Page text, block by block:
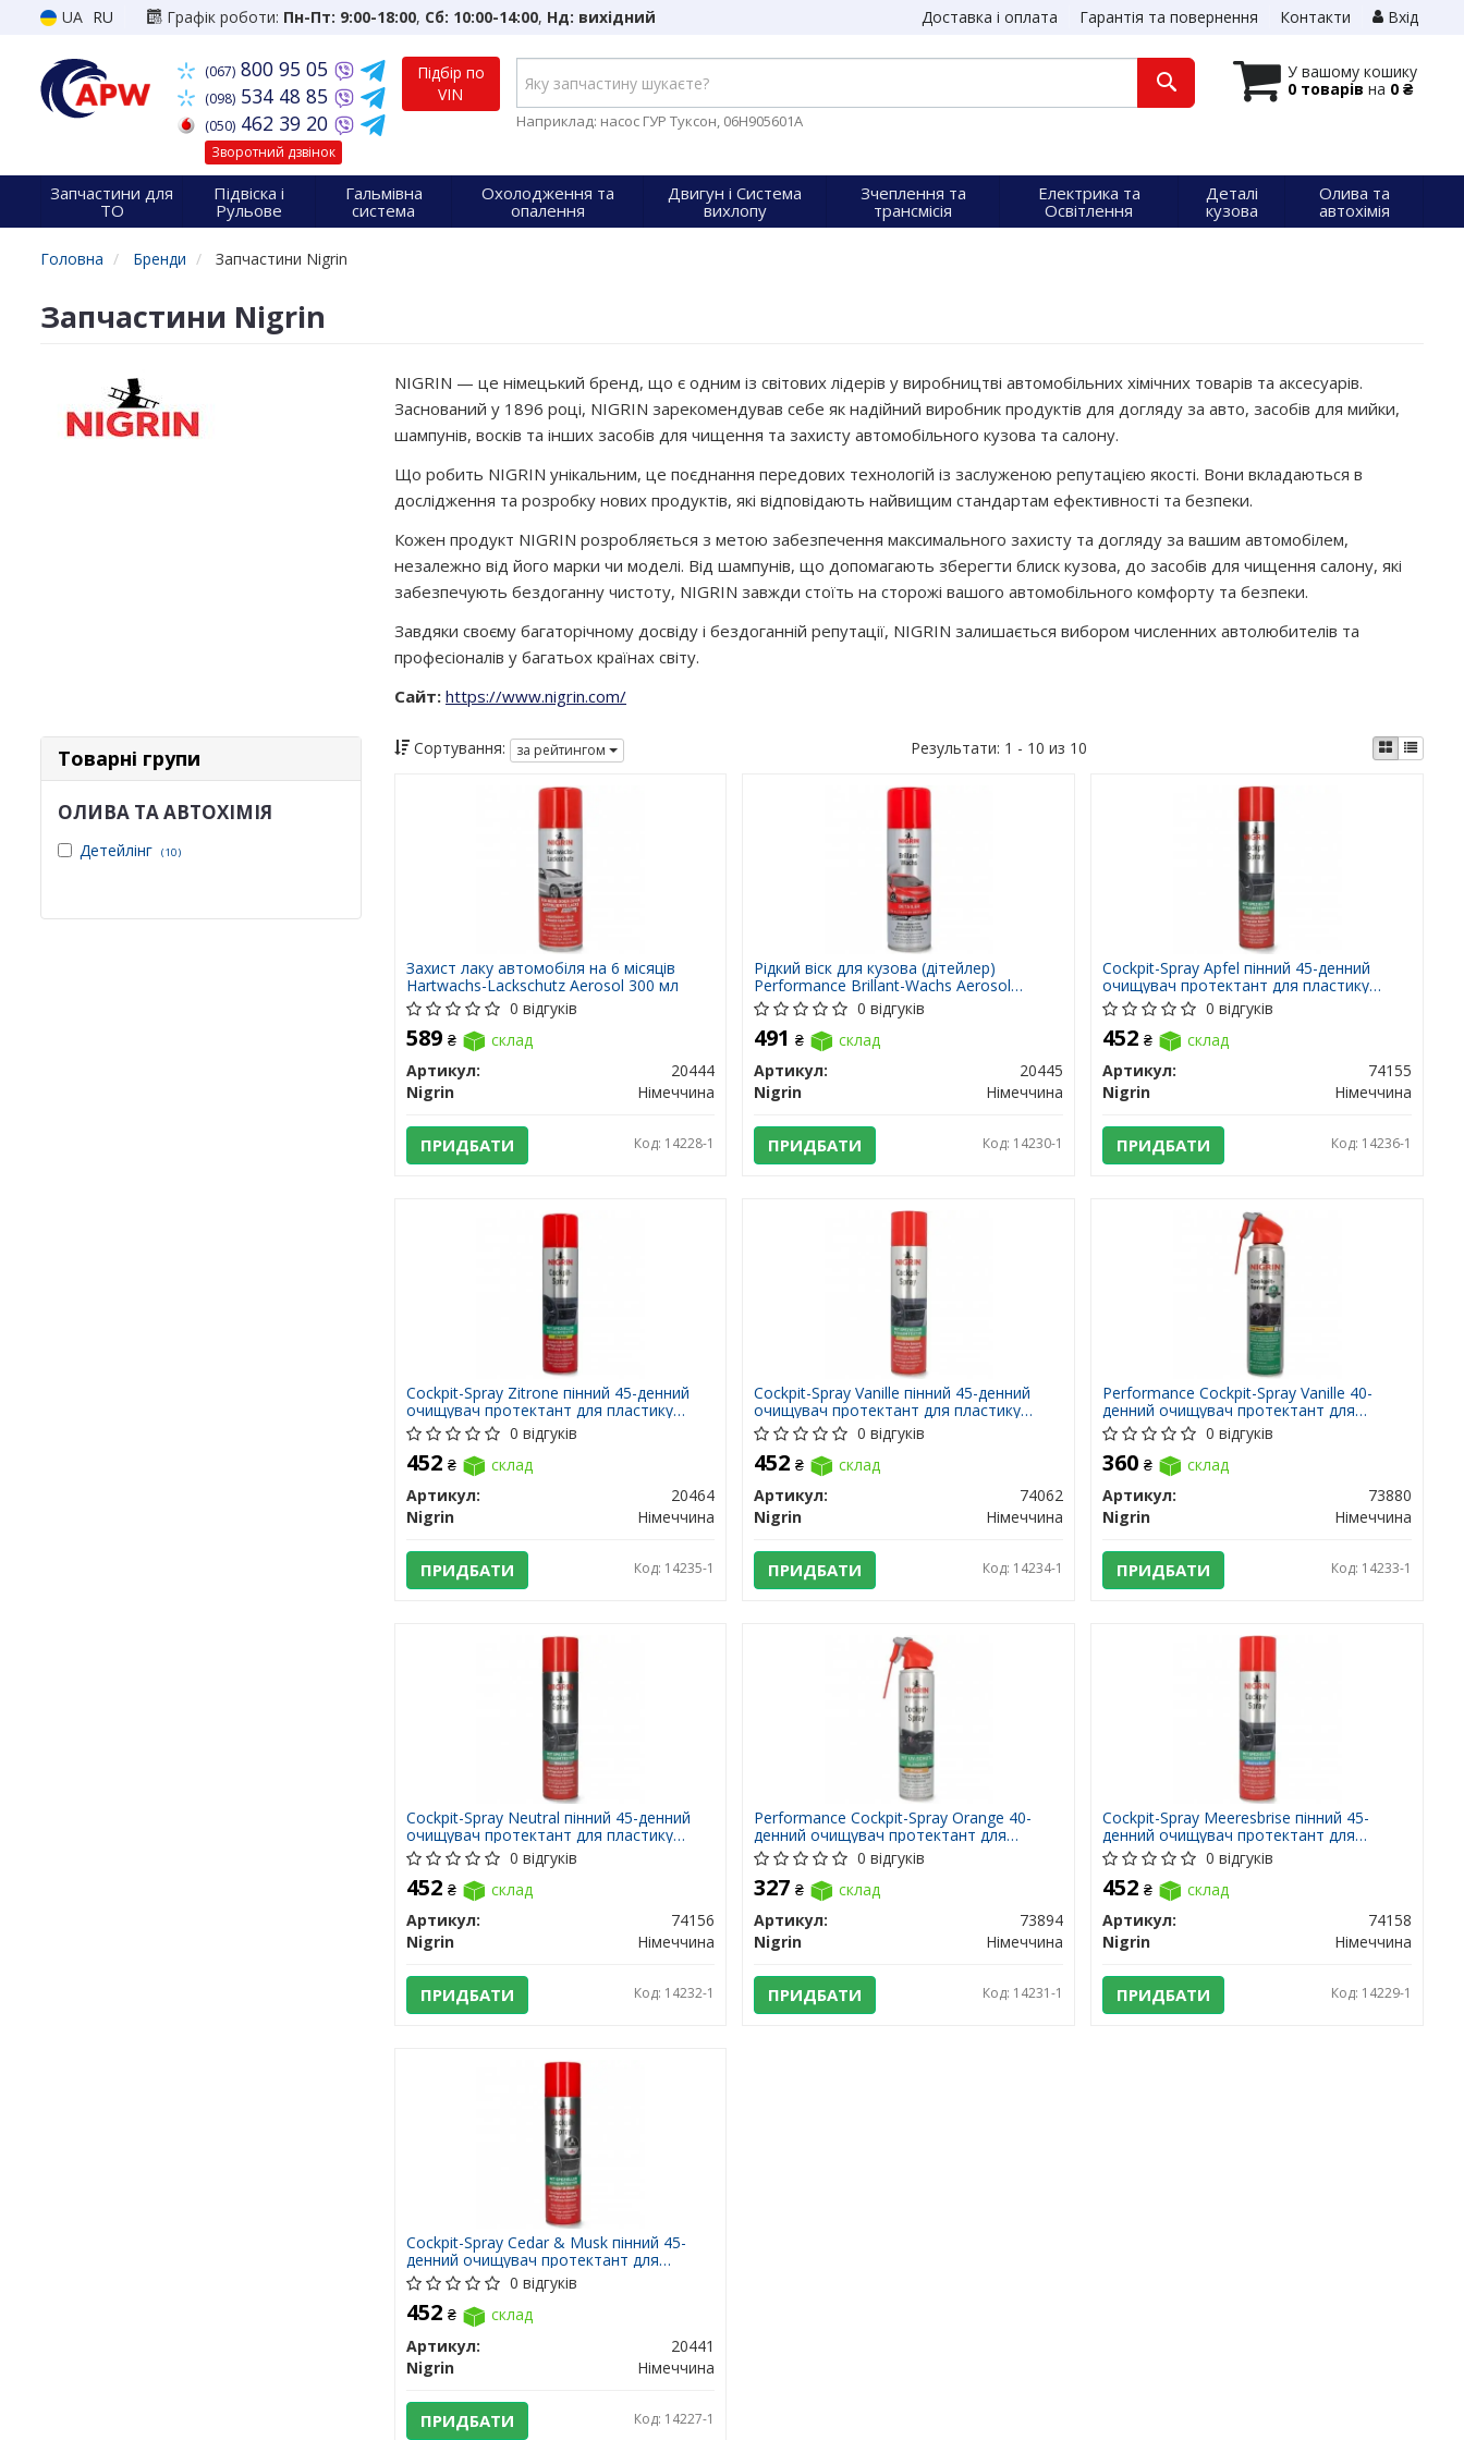
UA RU Графік роботи: Пн-Пт: 9:00-18:00, Сб: 10:00-14:00, Нд: вихідний Доставка і оплата Гарантія та повернення Контакти Вхід
(067)800 95 05
(098)534 48 85
(050)462 39 20
Зворотний дзвінок
Підбір по
VIN
У вашому кошику
0 товарів на 0 ₴
Наприклад: насос ГУР Туксон, 06H905601A
Запчастини для
ТО
Підвіска і
Рульове
Гальмівна
система
Охолодження та
опалення
Двигун і Система
вихлопу
Зчеплення та
трансмісія
Електрика та
Освітлення
Деталі
кузова
Олива та
автохімія
Головна Бренди Запчастини Nigrin
Запчастини Nigrin
NIGRIN — це німецький бренд, що є одним із світових лідерів у виробництві автомобільних хімічних товарів та аксесуарів.
Заснований у 1896 році, NIGRIN зарекомендував себе як надійний виробник продуктів для догляду за авто, засобів для мийки,
шампунів, восків та інших засобів для чищення та захисту автомобільного кузова та салону.
Що робить NIGRIN унікальним, це поєднання передових технологій із заслуженою репутацією якості. Вони вкладаються в
дослідження та розробку нових продуктів, які відповідають найвищим стандартам ефективності та безпеки.
Кожен продукт NIGRIN розробляється з метою забезпечення максимального захисту та догляду за вашим автомобілем,
незалежно від його марки чи моделі. Від шампунів, що допомагають зберегти блиск кузова, до засобів для чищення салону, які
забезпечують бездоганну чистоту, NIGRIN завжди стоїть на сторожі вашого автомобільного комфорту та безпеки.
Завдяки своєму багаторічному досвіду і бездоганній репутації, NIGRIN залишається вибором численних автолюбителів та
професіоналів у багатьох країнах світу.
Сайт: https://www.nigrin.com/
Товарні групи
ОЛИВА ТА АВТОХІМІЯ
Детейлінг (10)
Сортування: за рейтингом Результати: 1 - 10 из 10
Захист лаку автомобіля на 6 місяців
Hartwachs-Lackschutz Aerosol 300 мл
0 відгуків
589 ₴
склад
Артикул:
20444
Nigrin
Німеччина
ПРИДБАТИ Код: 14228-1
Рідкий віск для кузова (дітейлер)
Performance Brillant-Wachs Aerosol
Detailer 300
0 відгуків
491₴
склад
Артикул:
20445
Nigrin
Німеччина
ПРИДБАТИ Код: 14230-1
Cockpit-Spray Apfel пінний 45-денний
очищувач протектант для пластику
яблуко 400 мл0 відгуків
452₴
склад
Артикул:
74155
Nigrin
Німеччина
ПРИДБАТИ Код: 14236-1
Cockpit-Spray Zitrone пінний 45-денний
очищувач протектант для пластику
лимон 400 мл 0 відгуків
452 ₴
склад
Артикул:
20464
Nigrin
Німеччина
ПРИДБАТИ Код: 14235-1
Cockpit-Spray Vanille пінний 45-денний
очищувач протектант для пластику
ваніль 400 мл 0 відгуків
452₴
склад
Артикул:
74062
Nigrin
Німеччина
ПРИДБАТИ Код: 14234-1
Performance Cockpit-Spray Vanille 40-
денний очищувач протектант для
пластику ваніль 400 мл
0 відгуків
360₴
склад
Артикул:
73880
Nigrin
Німеччина
ПРИДБАТИ Код: 14233-1
Cockpit-Spray Neutral пінний 45-денний
очищувач протектант для пластику
нейтральний 400 мл
0 відгуків
452 ₴
склад
Артикул:
74156
Nigrin
Німеччина
ПРИДБАТИ Код: 14232-1
Performance Cockpit-Spray Orange 40-
денний очищувач протектант для
пластику апельсин 400 мл
0 відгуків
327₴
склад
Артикул:
73894
Nigrin
Німеччина
ПРИДБАТИ Код: 14231-1
Cockpit-Spray Meeresbrise пінний 45-
денний очищувач протектант для
пластику морський бріз 400
0 відгуків
452₴
склад
Артикул:
74158
Nigrin
Німеччина
ПРИДБАТИ Код: 14229-1
Cockpit-Spray Cedar & Musk пінний 45-
денний очищувач протектант для
пластику кедр та муск 400 мл
0 відгуків
452 ₴
склад
Артикул:
20441
Nigrin
Німеччина
ПРИДБАТИ Код: 14227-1